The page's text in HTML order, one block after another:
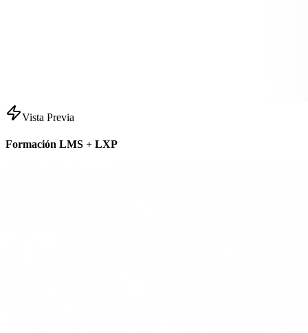
Vista Previa
Formación LMS + LXP